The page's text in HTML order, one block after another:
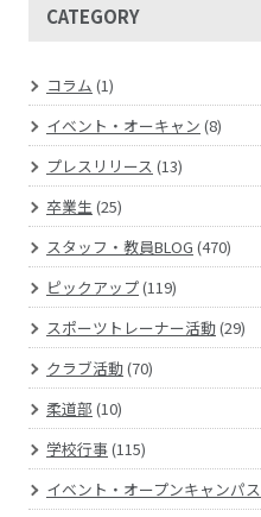
CATEGORY
コラム (1)
イベント・オーキャン (8)
プレスリリース (13)
卒業生(25)
スタッフ・教員BLOG (470)
ピックアップ(119)
スポーツトレーナー活動(29)
クラブ活動(70)
柔道部 (10)
学校行事(115)
イベント・オープンキャンパス